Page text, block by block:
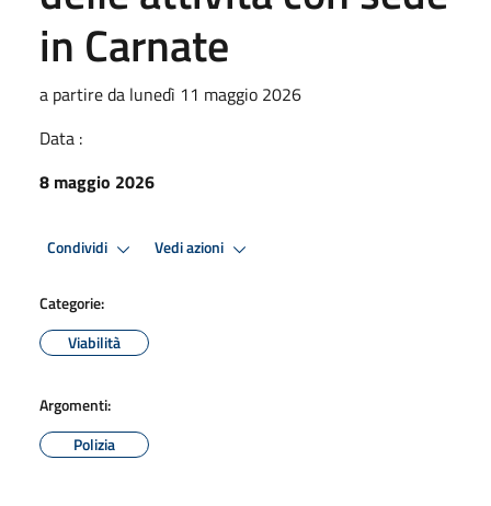
in Carnate
a partire da lunedì 11 maggio 2026
Data :
8 maggio 2026
Condividi Vedi azioni
Categorie:
Viabilità
Argomenti:
Polizia